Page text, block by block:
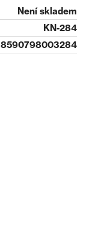
Není skladem
KN-284
8590798003284